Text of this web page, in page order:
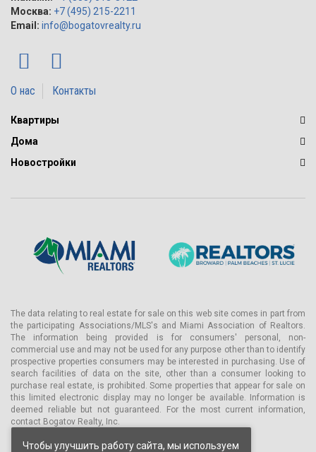
Москва: +7 (495) 215-2211
Email: info@bogatovrealty.ru
О нас Контакты
Квартиры
Дома
Новостройки
The data relating to real estate for sale on this web site comes in part from
the participating Associations/MLS's and Miami Association of Realtors.
The information being provided is for consumers' personal, non-
commercial use and may not be used for any purpose other than to identify
prospective properties consumers may be interested in purchasing. Use of
search facilities of data on the site, other than a consumer looking to
purchase real estate, is prohibited. Some properties that appear for sale on
this limited electronic display may no longer be available. Information is
deemed reliable but not guaranteed. For the most current information,
contact Bogatov Realty, Inc.
Чтобы улучшить работу сайта, мы используем